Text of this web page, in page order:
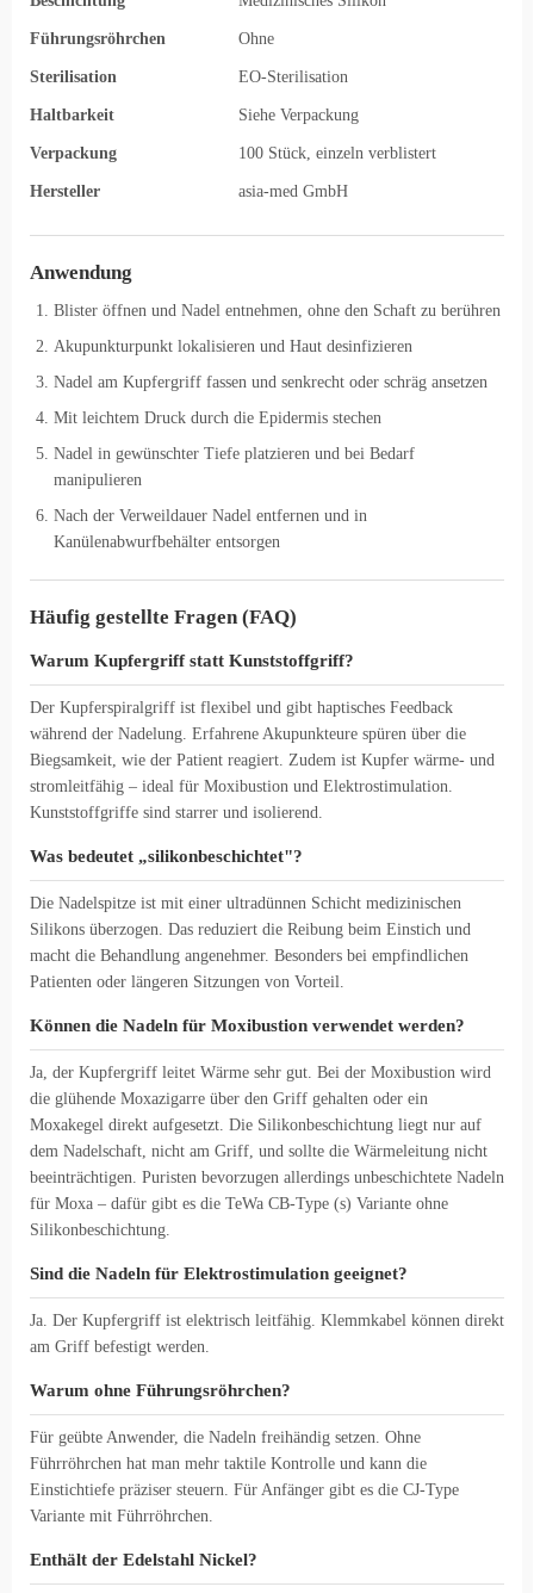
Führungsröhrchen Ohne
Sterilisation EO-Sterilisation
Haltbarkeit Siehe Verpackung
Verpackung 100 Stück, einzeln verblistert
Hersteller asia-med GmbH
Anwendung
Blister öffnen und Nadel entnehmen, ohne den Schaft zu berühren
Akupunkturpunkt lokalisieren und Haut desinfizieren
Nadel am Kupfergriff fassen und senkrecht oder schräg ansetzen
Mit leichtem Druck durch die Epidermis stechen
Nadel in gewünschter Tiefe platzieren und bei Bedarf
manipulieren
Nach der Verweildauer Nadel entfernen und in
Kanülenabwurfbehälter entsorgen
Häufig gestellte Fragen (FAQ)
Warum Kupfergriff statt Kunststoffgriff?
Der Kupferspiralgriff ist flexibel und gibt haptisches Feedback
während der Nadelung. Erfahrene Akupunkteure spüren über die
Biegsamkeit, wie der Patient reagiert. Zudem ist Kupfer wärme- und
stromleitfähig – ideal für Moxibustion und Elektrostimulation.
Kunststoffgriffe sind starrer und isolierend.
Was bedeutet „silikonbeschichtet"?
Die Nadelspitze ist mit einer ultradünnen Schicht medizinischen
Silikons überzogen. Das reduziert die Reibung beim Einstich und
macht die Behandlung angenehmer. Besonders bei empfindlichen
Patienten oder längeren Sitzungen von Vorteil.
Können die Nadeln für Moxibustion verwendet werden?
Ja, der Kupfergriff leitet Wärme sehr gut. Bei der Moxibustion wird
die glühende Moxazigarre über den Griff gehalten oder ein
Moxakegel direkt aufgesetzt. Die Silikonbeschichtung liegt nur auf
dem Nadelschaft, nicht am Griff, und sollte die Wärmeleitung nicht
beeinträchtigen. Puristen bevorzugen allerdings unbeschichtete Nadeln
für Moxa – dafür gibt es die TeWa CB-Type (s) Variante ohne
Silikonbeschichtung.
Sind die Nadeln für Elektrostimulation geeignet?
Ja. Der Kupfergriff ist elektrisch leitfähig. Klemmkabel können direkt
am Griff befestigt werden.
Warum ohne Führungsröhrchen?
Für geübte Anwender, die Nadeln freihändig setzen. Ohne
Führröhrchen hat man mehr taktile Kontrolle und kann die
Einstichtiefe präziser steuern. Für Anfänger gibt es die CJ-Type
Variante mit Führröhrchen.
Enthält der Edelstahl Nickel?